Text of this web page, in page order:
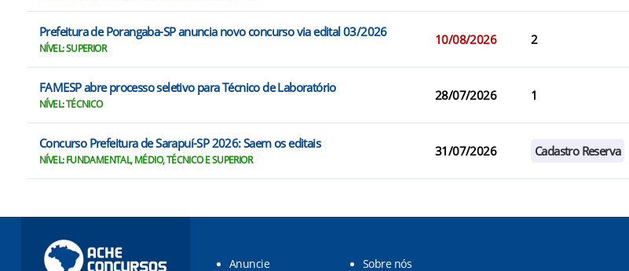
Prefeitura de Porangaba-SP anuncia novo concurso via edital 03/2026
NÍVEL: SUPERIOR
10/08/2026 2
FAMESP abre processo seletivo para Técnico de Laboratório
NÍVEL: TÉCNICO
28/07/2026 1
Concurso Prefeitura de Sarapuí-SP 2026: Saem os editais
NÍVEL: FUNDAMENTAL, MÉDIO, TÉCNICO E SUPERIOR
31/07/2026 Cadastro Reserva
Anuncie Sobre nós